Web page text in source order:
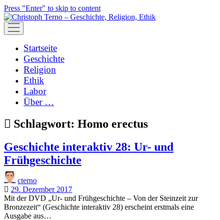
Press "Enter" to skip to content
open
menu
Startseite
Geschichte
Religion
Ethik
Labor
Über …
Schlagwort: Homo erectus
Geschichte interaktiv 28: Ur- und
Frühgeschichte
cterno
29. Dezember 2017
Mit der DVD „Ur- und Frühgeschichte – Von der Steinzeit zur
Bronzezeit“ (Geschichte interaktiv 28) erscheint erstmals eine
Ausgabe aus…